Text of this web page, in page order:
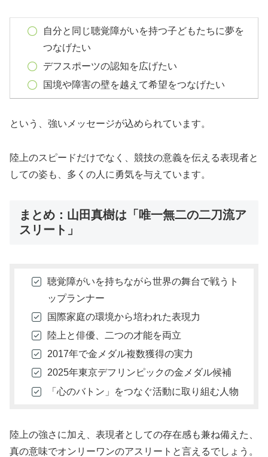
自分と同じ聴覚障がいを持つ子どもたちに夢を
つなげたい
デフスポーツの認知を広げたい
国境や障害の壁を越えて希望をつなげたい
という、強いメッセージが込められています。
陸上のスピードだけでなく、競技の意義を伝える表現者と
しての姿も、多くの人に勇気を与えています。
まとめ：山田真樹は「唯一無二の二刀流ア
スリート」
聴覚障がいを持ちながら世界の舞台で戦うト
ップランナー
国際家庭の環境から培われた表現力
陸上と俳優、二つの才能を両立
2017年で金メダル複数獲得の実力
2025年東京デフリンピックの金メダル候補
「心のバトン」をつなぐ活動に取り組む人物
陸上の強さに加え、表現者としての存在感も兼ね備えた、
真の意味でオンリーワンのアスリートと言えるでしょう。